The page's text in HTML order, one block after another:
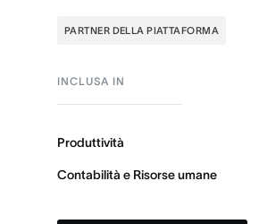
PARTNER DELLA PIATTAFORMA
INCLUSA IN
Produttività
Contabilità e Risorse umane